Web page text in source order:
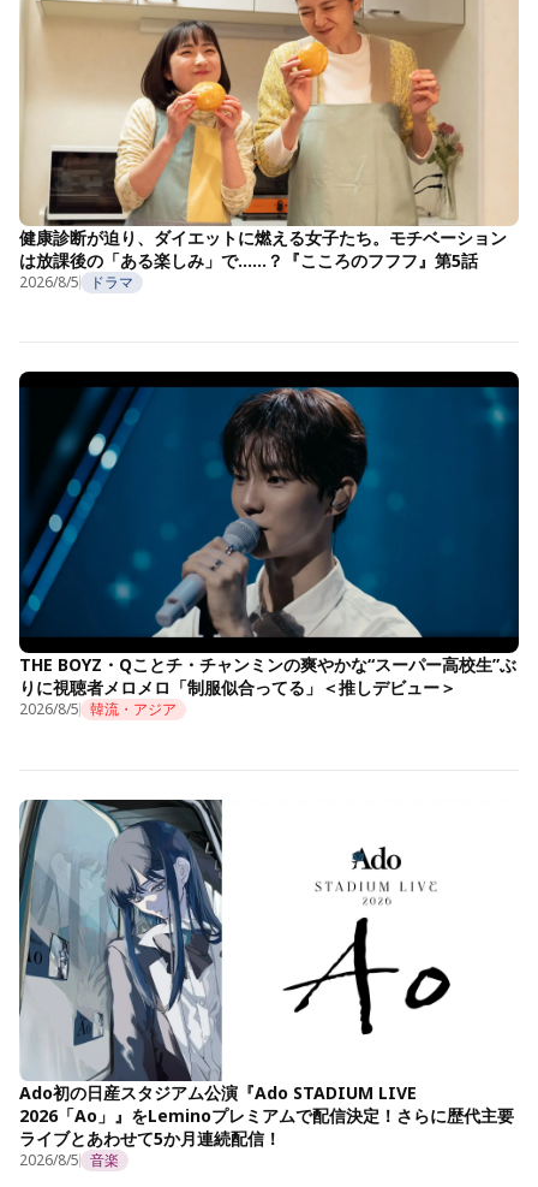
健康診断が迫り、ダイエットに燃える女子たち。モチベーション
は放課後の「ある楽しみ」で……？『こころのフフフ』第5話
2026/8/5 ドラマ
THE BOYZ・Qことチ・チャンミンの爽やかな“スーパー高校生”ぶ
りに視聴者メロメロ「制服似合ってる」＜推しデビュー＞
2026/8/5 韓流・アジア
Ado初の日産スタジアム公演『Ado STADIUM LIVE
2026「Ao」』をLeminoプレミアムで配信決定！さらに歴代主要
ライブとあわせて5か月連続配信！
2026/8/5 音楽